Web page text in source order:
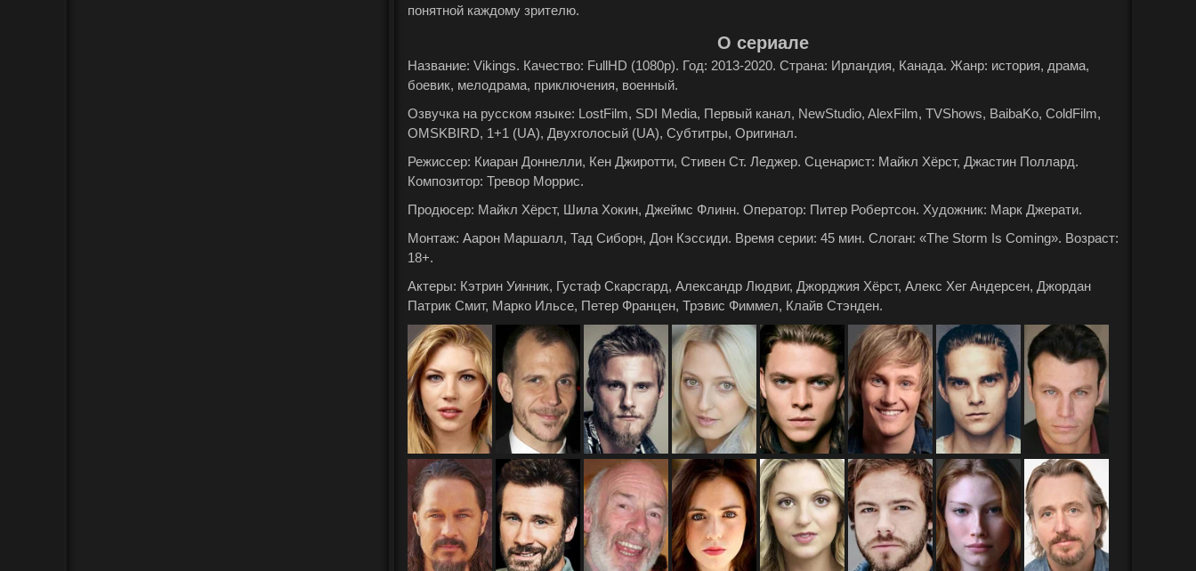
понятной каждому зрителю.
О сериале
Название: Vikings. Качество: FullHD (1080p). Год: 2013-2020. Страна: Ирландия, Канада. Жанр: история, драма,
боевик, мелодрама, приключения, военный.
Озвучка на русском языке: LostFilm, SDI Media, Первый канал, NewStudio, AlexFilm, TVShows, BaibaKo, ColdFilm,
OMSKBIRD, 1+1 (UA), Двухголосый (UA), Субтитры, Оригинал.
Режиссер: Киаран Доннелли, Кен Джиротти, Стивен Ст. Леджер. Сценарист: Майкл Хёрст, Джастин Поллард.
Композитор: Тревор Моррис.
Продюсер: Майкл Хёрст, Шила Хокин, Джеймс Флинн. Оператор: Питер Робертсон. Художник: Марк Джерати.
Монтаж: Аарон Маршалл, Тад Сиборн, Дон Кэссиди. Время серии: 45 мин. Слоган: «The Storm Is Coming». Возраст:
18+.
Актеры: Кэтрин Уинник, Густаф Скарсгард, Александр Людвиг, Джорджия Хёрст, Алекс Хег Андерсен, Джордан
Патрик Смит, Марко Ильсе, Петер Францен, Трэвис Фиммел, Клайв Стэнден.